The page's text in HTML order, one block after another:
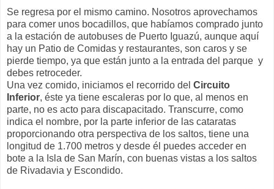
Se regresa por el mismo camino. Nosotros aprovechamos
para comer unos bocadillos, que habíamos comprado junto
a la estación de autobuses de Puerto Iguazú, aunque aquí
hay un Patio de Comidas y restaurantes, son caros y se
pierde tiempo, ya que están junto a la entrada del parque y
debes retroceder.
Una vez comido, iniciamos el recorrido del Circuito
Inferior, éste ya tiene escaleras por lo que, al menos en
parte, no es acto para discapacitado. Transcurre, como
indica el nombre, por la parte inferior de las cataratas
proporcionando otra perspectiva de los saltos, tiene una
longitud de 1.700 metros y desde él puedes acceder en
bote a la Isla de San Marín, con buenas vistas a los saltos
de Rivadavia y Escondido.